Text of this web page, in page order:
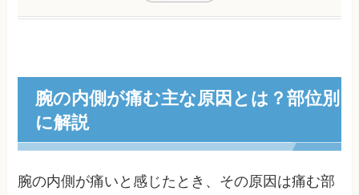
腕の内側が痛む主な原因とは？部位別
に解説
腕の内側が痛いと感じたとき、その原因は痛む部